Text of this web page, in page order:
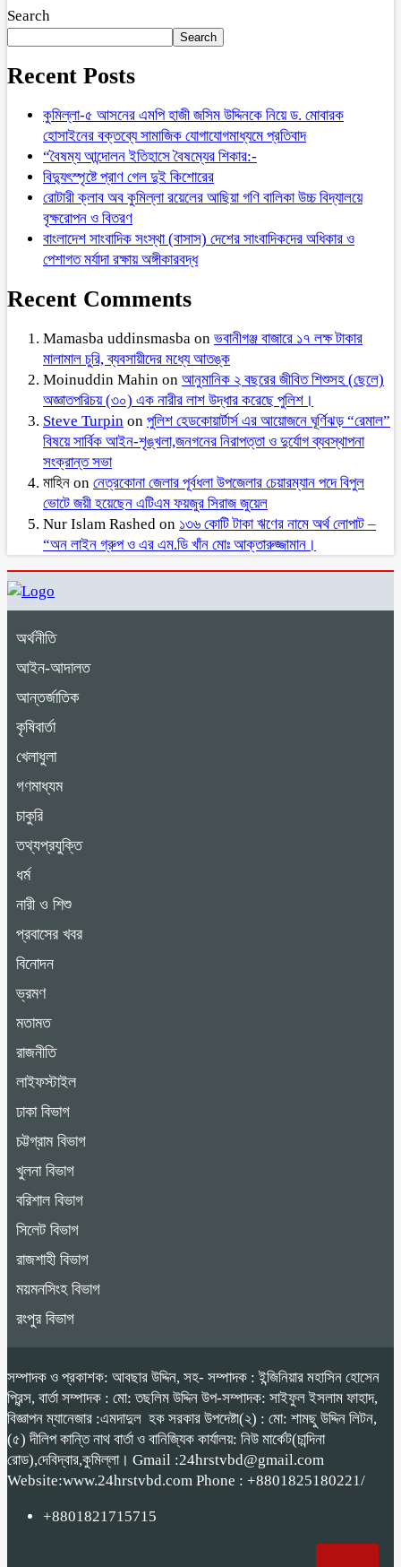
Search
Search
Recent Posts
কুমিল্লা-৫ আসনের এমপি হাজী জসিম উদ্দিনকে নিয়ে ড. মোবারক
হোসাইনের বক্তব্যে সামাজিক যোগাযোগমাধ্যমে প্রতিবাদ
“বৈষম্য আন্দোলন ইতিহাসে বৈষম্যের শিকার:-
বিদ্যুৎস্পৃষ্টে প্রাণ গেল দুই কিশোরের
রোটারী ক্লাব অব কুমিল্লা রয়েলের আছিয়া গণি বালিকা উচ্চ বিদ্যালয়ে
বৃক্ষরোপন ও বিতরণ
বাংলাদেশ সাংবাদিক সংস্থা (বাসাস) দেশের সাংবাদিকদের অধিকার ও
পেশাগত মর্যাদা রক্ষায় অঙ্গীকারবদ্ধ
Recent Comments
Mamasba uddinsmasba on ভবানীগঞ্জ বাজারে ১৭ লক্ষ টাকার
মালামাল চুরি, ব্যবসায়ীদের মধ্যে আতঙ্ক
Moinuddin Mahin on আনুমানিক ২ বছরের জীবিত শিশুসহ (ছেলে)
অজ্ঞাতপরিচয় (৩০) এক নারীর লাশ উদ্ধার করেছে পুলিশ।
Steve Turpin on পুলিশ হেডকোয়ার্টার্স এর আয়োজনে ঘূর্ণিঝড় “রেমাল”
বিষয়ে সার্বিক আইন-শৃঙ্খলা,জনগনের নিরাপত্তা ও দুর্যোগ ব্যবস্থাপনা
সংক্রান্ত সভা
মাহিন on নেত্রকোনা জেলার পূর্বধলা উপজেলার চেয়ারম্যান পদে বিপুল
ভোটে জয়ী হয়েছেন এটিএম ফয়জুর সিরাজ জুয়েল
Nur Islam Rashed on ১৩৬ কোটি টাকা ঋণের নামে অর্থ লোপাট –
“অন লাইন গ্রুপ ও এর এম.ডি খাঁন মোঃ আক্তারুজ্জামান।
অর্থনীতি
আইন-আদালত
আন্তর্জাতিক
কৃষিবার্তা
খেলাধুলা
গণমাধ্যম
চাকুরি
তথ্যপ্রযুক্তি
ধর্ম
নারী ও শিশু
প্রবাসের খবর
বিনোদন
ভ্রমণ
মতামত
রাজনীতি
লাইফস্টাইল
ঢাকা বিভাগ
চট্টগ্রাম বিভাগ
খুলনা বিভাগ
বরিশাল বিভাগ
সিলেট বিভাগ
রাজশাহী বিভাগ
ময়মনসিংহ বিভাগ
রংপুর বিভাগ
সম্পাদক ও প্রকাশক: আবছার উদ্দিন, সহ- সম্পাদক : ইন্জিনিয়ার মহাসিন হোসেন
প্রিন্স, বার্তা সম্পাদক : মো: তছলিম উদ্দিন উপ-সম্পাদক: সাইফুল ইসলাম ফাহাদ,
বিজ্ঞাপন ম্যানেজার :এমদাদুল হক সরকার উপদেষ্টা(২) : মো: শামছু উদ্দিন লিটন,
(৫) দীলিপ কান্তি নাথ বার্তা ও বানিজ্যিক কার্যালয়: নিউ মার্কেট(চান্দিনা
রোড),দেবিদ্বার,কুমিল্লা। Gmail :24hrstvbd@gmail.com
Website:www.24hrstvbd.com Phone : +8801825180221/
+8801821715715